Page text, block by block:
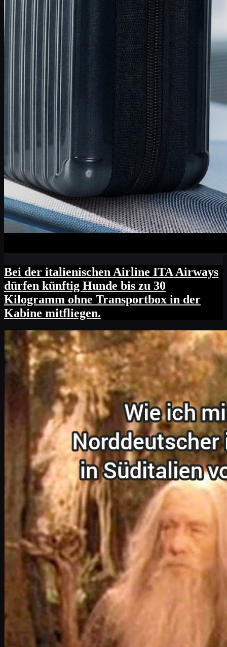
Bei der italienischen Airline ITA Airways
dürfen künftig Hunde bis zu 30
Kilogramm ohne Transportbox in der
Kabine mitfliegen.